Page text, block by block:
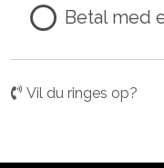
Betal med
Vil du ringes op?